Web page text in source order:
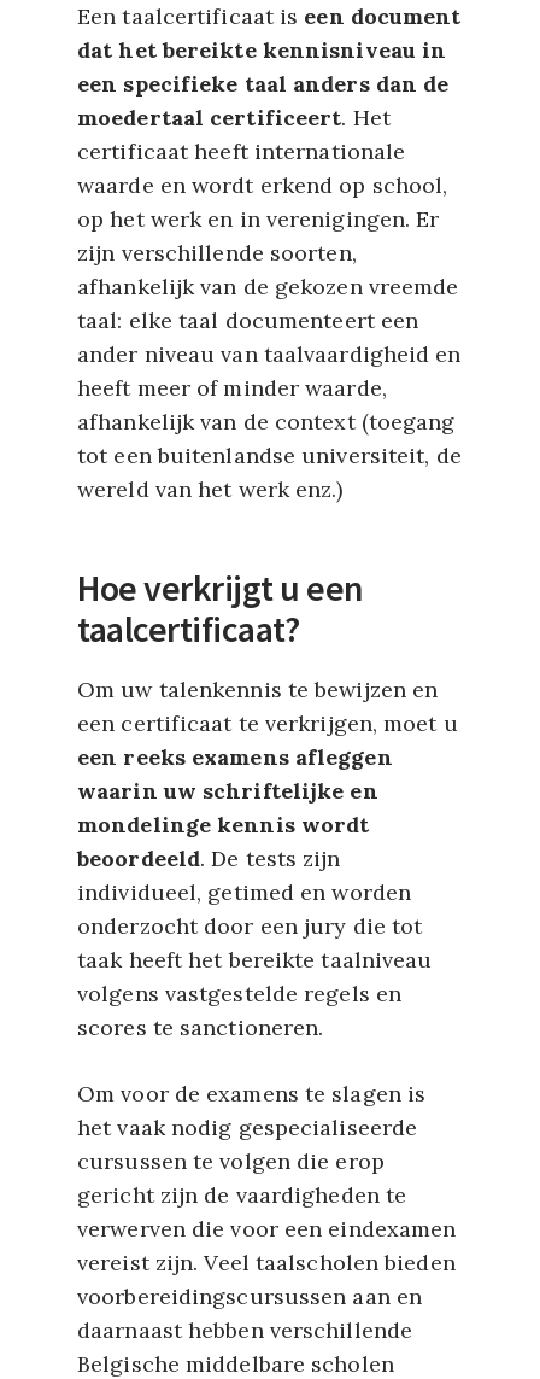
Een taalcertificaat is een document
dat het bereikte kennisniveau in
een specifieke taal anders dan de
moedertaal certificeert. Het
certificaat heeft internationale
waarde en wordt erkend op school,
op het werk en in verenigingen. Er
zijn verschillende soorten,
afhankelijk van de gekozen vreemde
taal: elke taal documenteert een
ander niveau van taalvaardigheid en
heeft meer of minder waarde,
afhankelijk van de context (toegang
tot een buitenlandse universiteit, de
wereld van het werk enz.)
Hoe verkrijgt u een
taalcertificaat?
Om uw talenkennis te bewijzen en
een certificaat te verkrijgen, moet u
een reeks examens afleggen
waarin uw schriftelijke en
mondelinge kennis wordt
beoordeeld. De tests zijn
individueel, getimed en worden
onderzocht door een jury die tot
taak heeft het bereikte taalniveau
volgens vastgestelde regels en
scores te sanctioneren.
Om voor de examens te slagen is
het vaak nodig gespecialiseerde
cursussen te volgen die erop
gericht zijn de vaardigheden te
verwerven die voor een eindexamen
vereist zijn. Veel taalscholen bieden
voorbereidingscursussen aan en
daarnaast hebben verschillende
Belgische middelbare scholen